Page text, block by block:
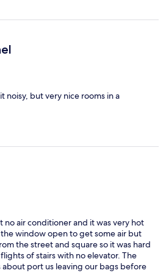
noisy, but very nice rooms in a
no air conditioner and it was very hot
window open to get some air but
the street and square so it was hard
of stairs with no elevator. The
about port us leaving our bags before